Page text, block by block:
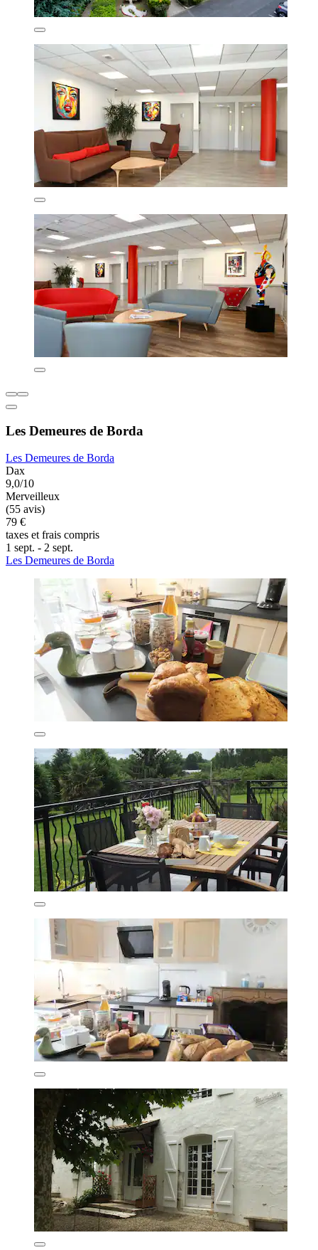
Les Demeures de Borda
Les Demeures de Borda
Dax
9,0/10
Merveilleux
(55 avis)
79 €
taxes et frais compris
1 sept. - 2 sept.
Les Demeures de Borda